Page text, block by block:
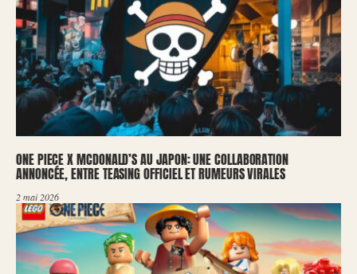
ONE PIECE X MCDONALD’S AU JAPON: UNE COLLABORATION
ANNONCÉE, ENTRE TEASING OFFICIEL ET RUMEURS VIRALES
2 mai 2026